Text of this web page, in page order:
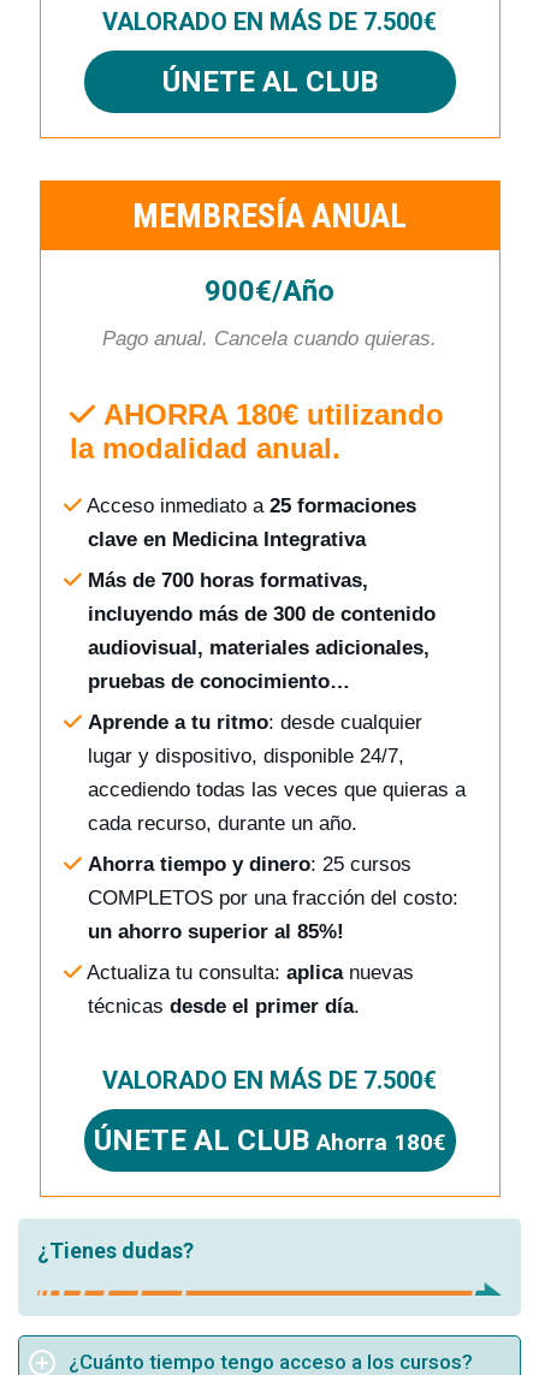
VALORADO EN MÁS DE 7.500€
ÚNETE AL CLUB
MEMBRESÍA ANUAL
900€/Año
Pago anual. Cancela cuando quieras.
AHORRA 180€ utilizando
la modalidad anual.
Acceso inmediato a 25 formaciones
clave en Medicina Integrativa
Más de 700 horas formativas,
incluyendo más de 300 de contenido
audiovisual, materiales adicionales,
pruebas de conocimiento…
Aprende a tu ritmo: desde cualquier
lugar y dispositivo, disponible 24/7,
accediendo todas las veces que quieras a
cada recurso, durante un año.
Ahorra tiempo y dinero: 25 cursos
COMPLETOS por una fracción del costo:
un ahorro superior al 85%!
Actualiza tu consulta: aplica nuevas
técnicas desde el primer día.
VALORADO EN MÁS DE 7.500€
ÚNETE AL CLUBAhorra 180€
¿Tienes dudas?
¿Cuánto tiempo tengo acceso a los cursos?